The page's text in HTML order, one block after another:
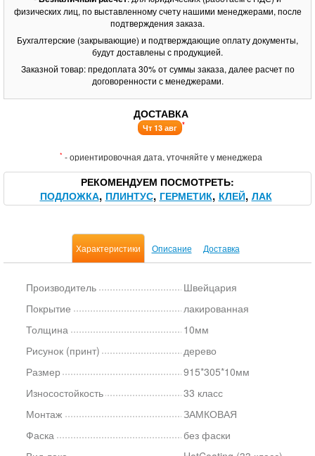
физических лиц, по выставленному счету нашими менеджерами, после
подтверждения заказа.
Бухгалтерские (закрывающие) и подтверждающие оплату документы,
будут доставлены с продукцией.
Заказной товар: предоплата 30% от суммы заказа, далее расчет по
договоренности с менеджерами.
ДОСТАВКА
Чт 13 авг *
* - ориентировочная дата, уточняйте у менеджера
РЕКОМЕНДУЕМ ПОСМОТРЕТЬ
ПОДЛОЖКА ПЛИНТУС ГЕРМЕТИК КЛЕЙ ЛАК
Характеристики Описание Доставка
Производитель
Швейцария
Покрытие
лакированная
Толщина
10мм
Рисунок (принт)
дерево
Размер
915*305*10мм
Износостойкость
33 класс
Монтаж
ЗАМКОВАЯ
Фаска
без фаски